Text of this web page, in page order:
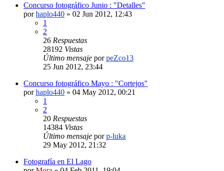
Concurso fotográfico Junio : "Detalles"
porhaplo440 » 02 Jun 2012, 12:43
1
2
26 Respuestas
28192 Vistas
Último mensaje porpeZco13
25 Jun 2012, 23:44
Concurso fotográfico Mayo : "Cortejos"
porhaplo440 » 04 May 2012, 00:21
1
2
20 Respuestas
14384 Vistas
Último mensaje porp-luka
29 May 2012, 21:32
Fotografía en El Lago